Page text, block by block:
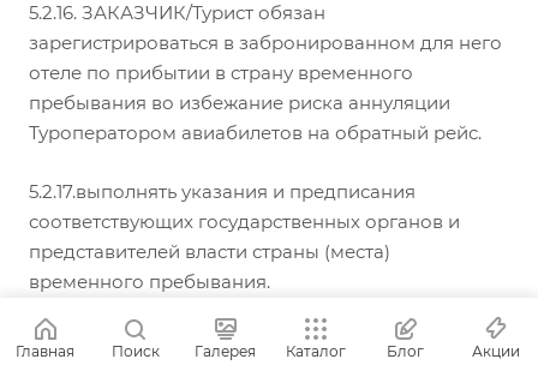
5.2.16. ЗАКАЗЧИК/Турист обязан
зарегистрироваться в забронированном для него
отеле по прибытии в страну временного
пребывания во избежание риска аннуляции
Туроператором авиабилетов на обратный рейс.
5.2.17.выполнять указания и предписания
соответствующих государственных органов и
представителей власти страны (места)
временного пребывания.
5.2.18.ЗАКАЗЧИК обязан предоставить
Главная Поиск Галерея Каталог Блог Акции